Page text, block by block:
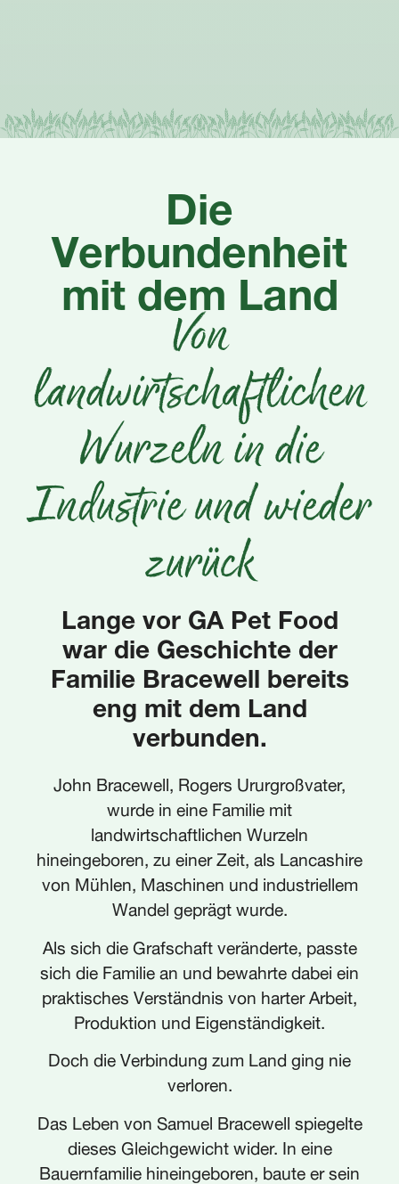
Die
Verbundenheit
mit dem Land
Von
landwirtschaftlichen
Wurzeln in die
Industrie und wieder
zurück
Lange vor GA Pet Food
war die Geschichte der
Familie Bracewell bereits
eng mit dem Land
verbunden.
John Bracewell, Rogers Ururgroßvater,
wurde in eine Familie mit
landwirtschaftlichen Wurzeln
hineingeboren, zu einer Zeit, als Lancashire
von Mühlen, Maschinen und industriellem
Wandel geprägt wurde.
Als sich die Grafschaft veränderte, passte
sich die Familie an und bewahrte dabei ein
praktisches Verständnis von harter Arbeit,
Produktion und Eigenständigkeit.
Doch die Verbindung zum Land ging nie
verloren.
Das Leben von Samuel Bracewell spiegelte
dieses Gleichgewicht wider. In eine
Bauernfamilie hineingeboren, baute er sein